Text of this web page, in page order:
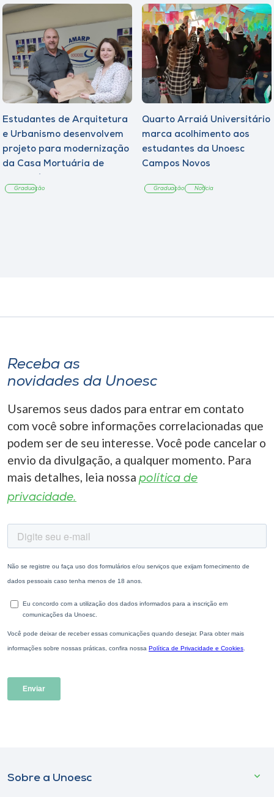
Estudantes de Arquitetura
e Urbanismo desenvolvem
projeto para modernização
da Casa Mortuária de
Graduação
Quarto Arraiá Universitário
marca acolhimento aos
estudantes da Unoesc
Campos Novos
Graduação Notícia
Receba as
novidades da Unoesc
Usaremos seus dados para entrar em contato
com você sobre informações correlacionadas que
podem ser de seu interesse. Você pode cancelar o
envio da divulgação, a qualquer momento. Para
mais detalhes, leia nossa política de
privacidade.
Sobre a Unoesc